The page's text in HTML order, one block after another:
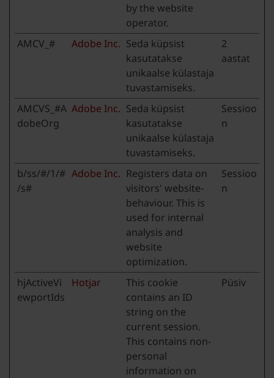
by the website
operator.
AMCV_# Adobe Inc. Seda küpsist
kasutatakse
unikaalse külastaja
tuvastamiseks.
2
aastat
AMCVS_#A
dobeOrg
Adobe Inc. Seda küpsist
kasutatakse
unikaalse külastaja
tuvastamiseks.
Sessioo
n
b/ss/#/1/#
/s#
Adobe Inc. Registers data on
visitors' website-
behaviour. This is
used for internal
analysis and
website
optimization.
Sessioo
n
hjActiveVi
ewportIds
Hotjar
This cookie
contains an ID
string on the
current session.
This contains non-
personal
information on
Püsiv